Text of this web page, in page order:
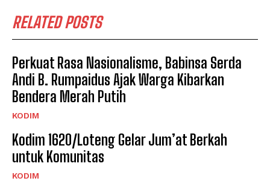
RELATED POSTS
Perkuat Rasa Nasionalisme, Babinsa Serda
Andi B. Rumpaidus Ajak Warga Kibarkan
Bendera Merah Putih
KODIM
Kodim 1620/Loteng Gelar Jum’at Berkah
untuk Komunitas
KODIM